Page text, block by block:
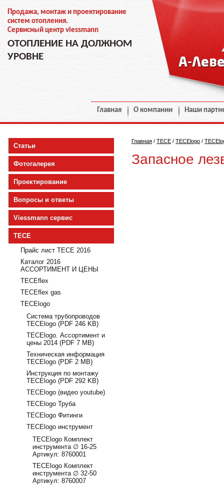
Главная О компании Наши
Продажа, монтаж и проектирование
систем отопления.
Сервисный центр viessmann
ОТОПЛЕНИЕ НА ДОЛЖНОМ
УРОВНЕ
Статьи
Фотогалерея
Проектирование
Вопросы и ответы
Viessmann сервис
TECE
Прайс лист TECE 2016
Каталог 2016
АССОРТИМЕНТ И ЦЕНЫ
TECEflex
TECEflex gas
TECElogo
Система трубопроводов
TECElogo (PDF 246 KB)
TECElogo. Ассортимент и
цены 2014 (PDF 7 MB)
Техническая информация
TECElogo (PDF 2 MB)
Инструкция по монтажу
TECElogo (PDF 292 KB)
TECElogo (видео youtube)
TECElogo Труба
TECElogo Фитинги
TECElogo инструмент
TECElogo Комплект
инструмента ∅ 16-25
Артикул: 8760001
TECElogo Комплект
инструмента ∅ 32-50
Артикул: 8760007
Главная / TECE / TECElogo /
Запасное